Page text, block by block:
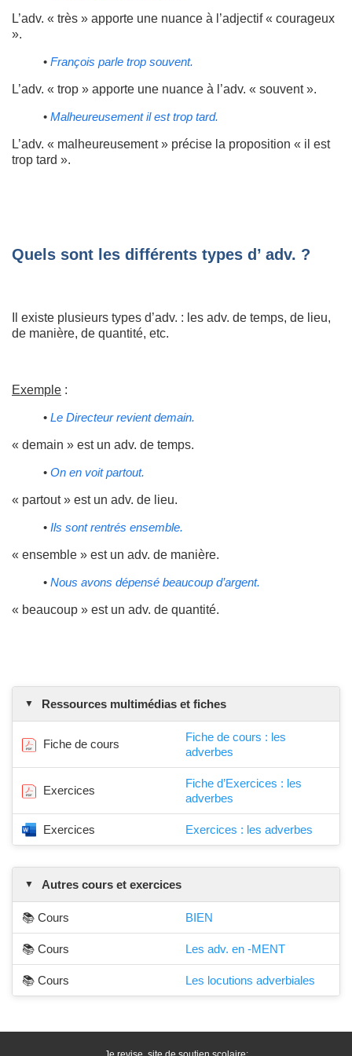
L’adv. « très » apporte une nuance à l’adjectif « courageux
».
• François parle trop souvent.
L’adv. « trop » apporte une nuance à l’adv. « souvent ».
• Malheureusement il est trop tard.
L’adv. « malheureusement » précise la proposition « il est
trop tard ».
Quels sont les différents types d’ adv. ?
Il existe plusieurs types d’adv. : les adv. de temps, de lieu,
de manière, de quantité, etc.
Exemple :
• Le Directeur revient demain.
« demain » est un adv. de temps.
• On en voit partout.
« partout » est un adv. de lieu.
• Ils sont rentrés ensemble.
« ensemble » est un adv. de manière.
• Nous avons dépensé beaucoup d’argent.
« beaucoup » est un adv. de quantité.
Ressources multimédias et fiches
Fiche de cours
Fiche de cours : les
adverbes
Exercices
Fiche d’Exercices : les
adverbes
Exercices Exercices : les adverbes
Autres cours et exercices
📚 Cours BIEN
📚 Cours Les adv. en -MENT
📚 Cours Les locutions adverbiales